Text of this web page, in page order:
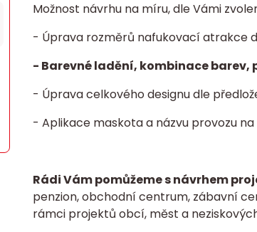
Možnost návrhu na míru, dle Vámi
- Úprava rozměrů nafukovací atrakce
- Barevné ladění, kombinace
- Úprava celkového designu dle
- Aplikace maskota a názvu provozu
Rádi Vám pomůžeme s návrhem
penzion, obchodní centrum, zábavní
rámci projektů obcí, měst a